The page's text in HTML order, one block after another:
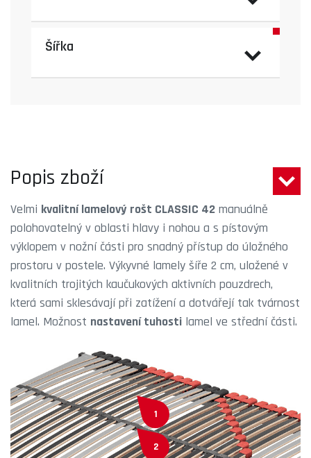
Šířka
Popis zboží
Velmi kvalitní lamelový rošt CLASSIC 42 manuálně
polohovatelný v oblasti hlavy i nohou a s pístovým
výklopem v nožní části pro snadný přístup do úložného
prostoru v postele. Výkyvné lamely šíře 2 cm, uložené v
kvalitních trojitých kaučukových aktivních pouzdrech,
která sami sklesávají při zatížení a dotvářejí tak tvárnost
lamel. Možnost nastavení tuhosti lamel ve střední části.
1
2